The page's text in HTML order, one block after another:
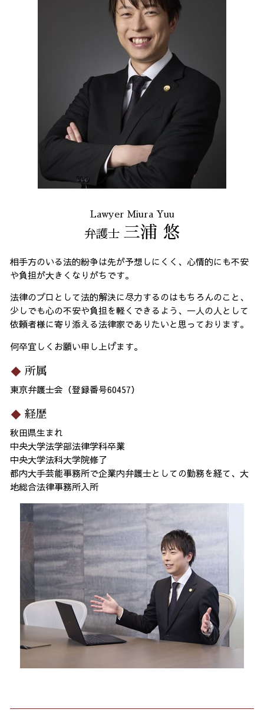
Lawyer Miura Yuu
弁護士 三浦 悠
相手方のいる法的紛争は先が予想しにくく、心情的にも不安
や負担が大きくなりがちです。
法律のプロとして法的解決に尽力するのはもちろんのこと、
少しでも心の不安や負担を軽くできるよう、一人の人として
依頼者様に寄り添える法律家でありたいと思っております。
何卒宜しくお願い申し上げます。
所属
東京弁護士会（登録番号60457）
経歴
秋田県生まれ
中央大学法学部法律学科卒業
中央大学法科大学院修了
都内大手芸能事務所で企業内弁護士としての勤務を経て、大
地総合法律事務所入所